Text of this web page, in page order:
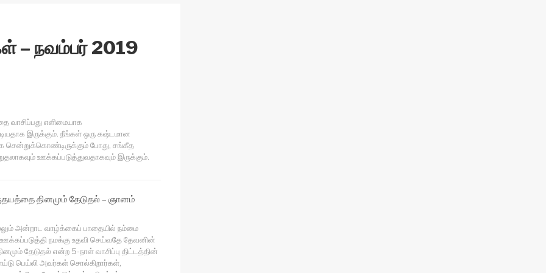
– நவம்பர் 2019
வாசிப்பது எளிமையாக
இருக்கும். நீங்கள் ஒரு கஷ்டமான
சென்றுக்கொண்டிருக்கும் போது, சங்கீத
ஊக்கப்படுத்துவதாகவும் இருக்கும்.
தினமும் தேடுதல் – ஞானம்
அன்றாட வாழ்க்கைப் பாதையில் நம்மை
ஊக்கப்படுத்தி நமக்கு உதவி செய்வதே தேவனின்
தேடுதல் என்ற 5-நாள் வாசிப்பு திட்டத்தின்
பெய்லி அவர்கள் சொல்கிறார்கள்,